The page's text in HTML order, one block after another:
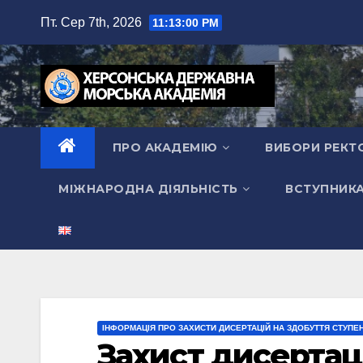
вмісту
Пт. Сер 7th, 2026 11:13:01 PM
ПРО АКАДЕМІЮ ВИБОРИ
МІЖНАРОДНА ДІЯЛЬНІСТЬ
ІНФОРМАЦІЯ ПРО ЗАХИСТИ ДИСЕРТАЦІЙ НА ЗДОБУТТЯ